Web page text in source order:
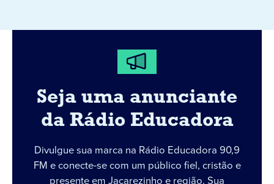
Seja uma anunciante
da Rádio Educadora
Divulgue sua marca na Rádio Educadora 90,9
FM e conecte-se com um público fiel, cristão e
presente em Jacarezinho e região. Sua